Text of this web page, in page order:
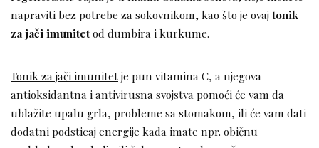
napraviti bez potrebe za sokovnikom, kao što je ovajtonik
za jači imunitetod đumbira i kurkume.
Tonik za jači imunitetje pun vitamina C, a njegova
antioksidantna i antivirusna svojstva pomoći će vam da
ublažite upalu grla, probleme sa stomakom, ili će vam dati
dodatni podsticaj energije kada imate npr. običnu